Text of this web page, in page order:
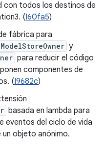
con todos los destinos de
(I60fa5)
fábrica para
y
para reducir el código
componentes de
(I9682c)
basada en lambda para
eventos del ciclo de vida
un objeto anónimo.